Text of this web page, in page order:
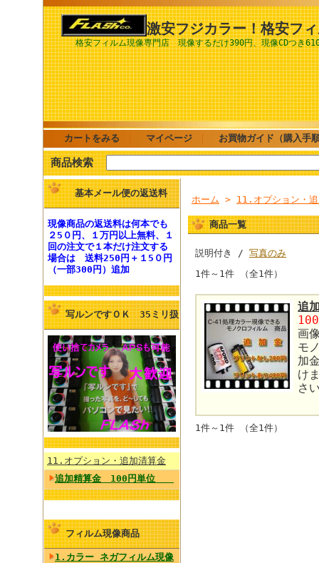
激安フジカラー！格安フ
格安フィルム現像専門店 現像するだけ390円、現像CDつき
カートをみる マイページ お買物ガイド（購入手
商品検索
基本メール便の返送料
現像商品の返送料は何本でも
２5０円、１万円以上無料、１
回の注文で１本だけ注文する
場合は 送料250円 ＋１5０円
（一部300円）追加
写ルンですＯＫ 35ミリ扱
11.オプション・追加清算金
追加精算金 100円単位
フィルム現像商品
1.カラー ネガフィルム現像
ホーム > 11.オプション・
商品一覧
説明付き / 写真のみ
1件～1件 （全1件）
追
画
モ
加
け
さ
1件～1件 （全1件）